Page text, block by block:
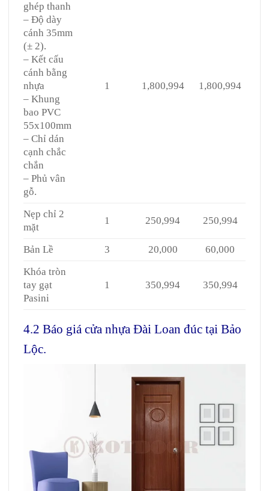
ghép thanh
– Độ dày
cánh 35mm
(± 2).
– Kết cấu
cánh bằng
nhựa
– Khung
bao PVC
55x100mm
– Chỉ dán
cạnh chắc
chắn
– Phủ vân
gỗ.
1 1,800,994 1,800,994
Nẹp chỉ 2
mặt
1 250,994 250,994
Bản Lề 3 20,000
60,000
Khóa tròn
tay gạt
Pasini
1 350,994 350,994
4.2 Báo giá cửa nhựa Đài Loan đúc tại Bảo
Lộc.